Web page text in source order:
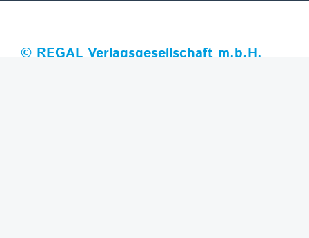
© REGAL Verlagsgesellschaft m.b.H.